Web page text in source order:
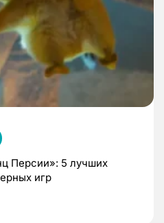
Персии»: 5 лучших
игр